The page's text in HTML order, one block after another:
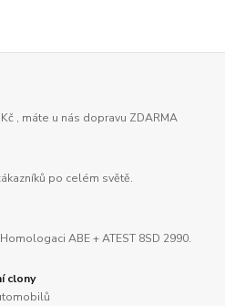
, máte u nás dopravu ZDARMA
po celém světě.
ABE + ATEST 8SD 2990.
clony